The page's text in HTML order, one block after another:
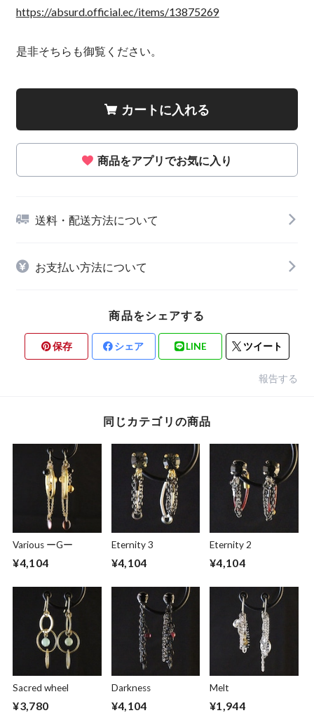
https://absurd.official.ec/items/13875269
是非そちらも御覧ください。
カートに入れる
商品をアプリでお気に入り
送料・配送方法について
お支払い方法について
商品をシェアする
保存 シェア LINE ツイート
報告する
同じカテゴリの商品
Various ーGー
¥4,104
Eternity 3
¥4,104
Eternity 2
¥4,104
Sacred wheel
¥3,780
Darkness
¥4,104
Melt
¥1,944